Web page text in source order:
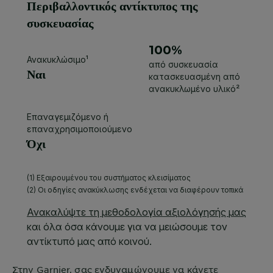
Στην Garnier, σας ενδυναμώνουμε να κάνετε